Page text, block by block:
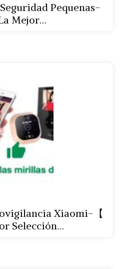
Pequenas-
La Mejor…
Xiaomi-【
Selección…